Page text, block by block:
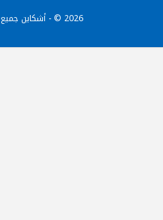
2026 © - أشكاين جميع الحقوق محفوظة